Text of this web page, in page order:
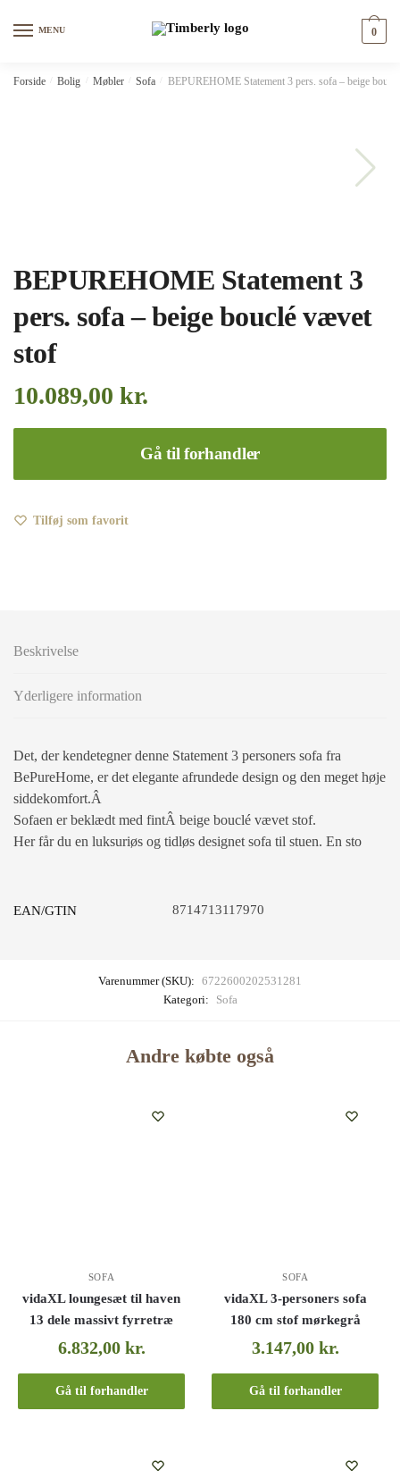
MENU 0
Forside Bolig Møbler Sofa BEPUREHOME Statement 3 pers. sofa – beige
BEPUREHOME Statement 3
pers. sofa – beige bouclé vævet
stof
10.089,00 kr.
Gå til forhandler
Tilføj som favorit
Beskrivelse
Yderligere information
Det, der kendetegner denne Statement 3 personers sofa fra
BePureHome, er det elegante afrundede design og den meget høje
siddekomfort.Â
Sofaen er beklædt med fintÂ beige bouclé vævet stof.
Her får du en luksuriøs og tidløs designet sofa til stuen. En sto
EAN/GTIN 8714713117970
Varenummer (SKU): 6722600202531281
Kategori:
Sofa
Andre købte også
SOFA
vidaXL loungesæt til haven
13 dele massivt fyrretræ
6.832,00 kr.
Gå til forhandler
SOFA
vidaXL 3-personers sofa
180 cm stof mørkegrå
3.147,00 kr.
Gå til forhandler